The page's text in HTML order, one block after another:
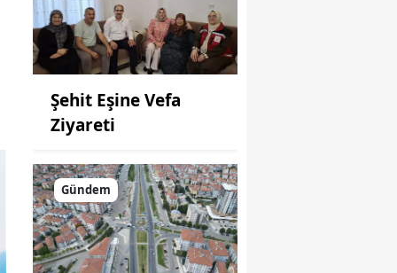
Şehit Eşine Vefa
Ziyareti
Gündem